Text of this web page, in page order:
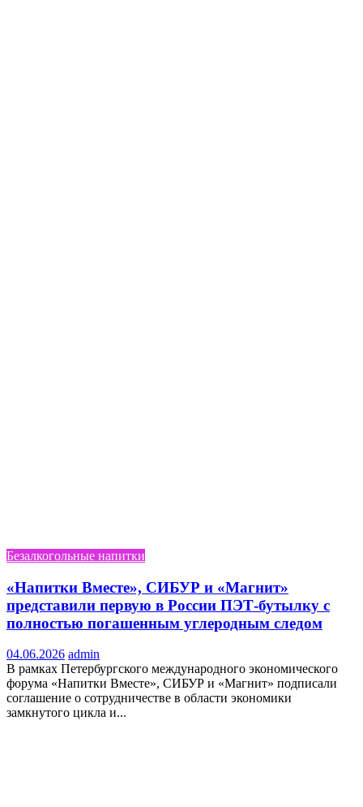
Безалкогольные напитки
«Напитки Вместе», СИБУР и «Магнит»
представили первую в России ПЭТ-бутылку с
полностью погашенным углеродным следом
04.06.2026 admin
В рамках Петербургского международного экономического
форума «Напитки Вместе», СИБУР и «Магнит» подписали
соглашение о сотрудничестве в области экономики
замкнутого цикла и...